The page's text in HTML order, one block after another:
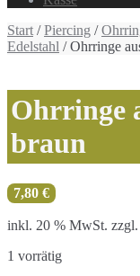
Start /Piercing /
Edelstahl / Ohrringe
Ohrringe
braun
7,80 €
inkl. 20 % MwSt. zzgl.
1 vorrätig